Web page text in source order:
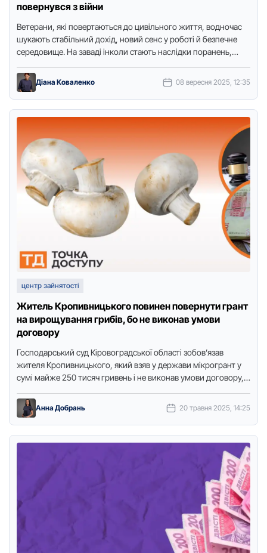
повернувся з війни
Ветерани, які повертаються до цивільного життя, водночас
шукають стабільний дохід, новий сенс у роботі й безпечне
середовище. На заваді інколи стають наслідки поранень,
Діана Коваленко 08 вересня 2025, 12:35
центр зайнятості
Житель Кропивницького повинен повернути грант
на вирощування грибів, бо не виконав умови
договору
Господарський суд Кіровоградської області зобов’язав
жителя Кропивницького, який взяв у держави мікрогрант у
сумі майже 250 тисяч гривень і не виконав умови договору,
Анна Добрань 20 травня 2025, 14:25